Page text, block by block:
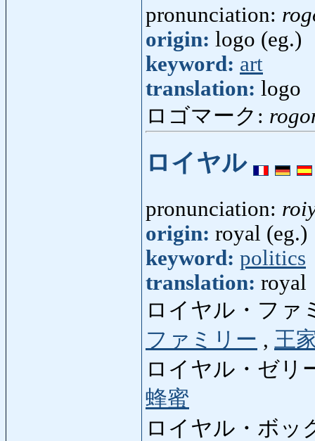
pronunciation:
origin: logo (eg.)
keyword: art
translation: logo
ロゴマーク:
ロイヤル
pronunciation:
origin: royal (eg.)
keyword: politics
translation: royal
ロイヤル・ファ
ファミリー , 王
ロイヤル・ゼリ
蜂蜜
ロイヤル・ボッ